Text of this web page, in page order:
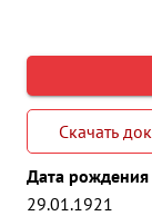
Скачать
Дата рождения
29.01.1921